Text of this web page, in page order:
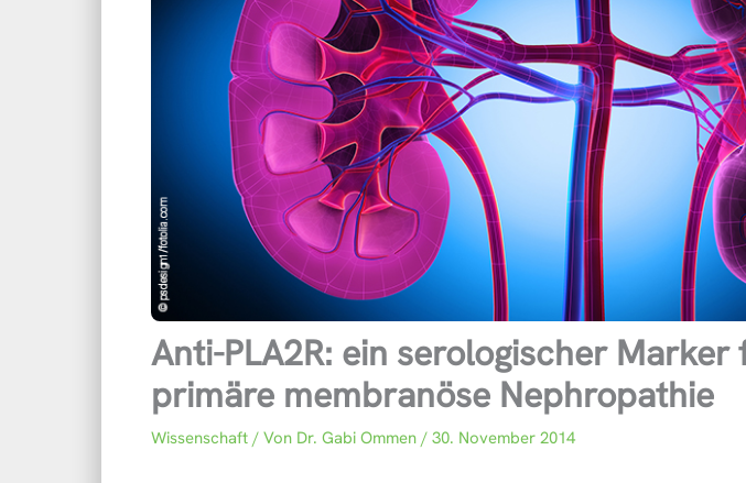
Anti-PLA2R: ein serologischer Marker
primäre membranöse Nephropathie
Wissenschaft / Von Dr. Gabi Ommen / 30. November 2014